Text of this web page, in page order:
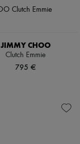
JIMMY CHOO
Clutch Emmie
795 €